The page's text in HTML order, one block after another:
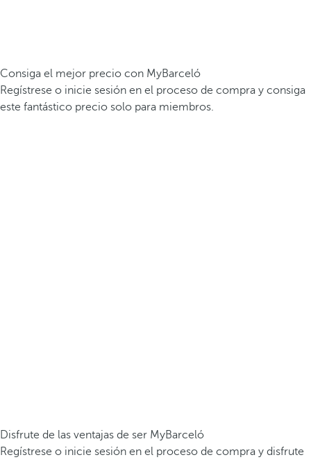
Consiga el mejor precio con MyBarceló
Regístrese o inicie sesión en el proceso de compra y consiga
este fantástico precio solo para miembros.
Disfrute de las ventajas de ser MyBarceló
Regístrese o inicie sesión en el proceso de compra y disfrute